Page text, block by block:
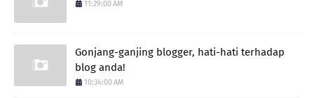
11:29:00 AM
Gonjang-ganjing blogger, hati-hati terhadap
blog anda!
10:34:00 AM